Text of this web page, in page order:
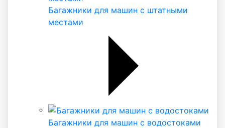
Багажники для машин с штатными
местами
Багажники для машин с водостоками